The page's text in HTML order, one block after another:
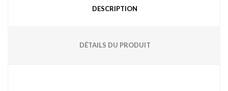
DESCRIPTION
DÉTAILS DU PRODUIT